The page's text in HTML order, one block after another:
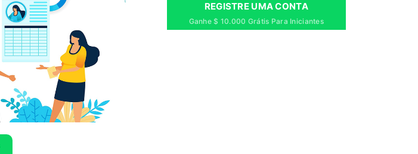
REGISTRE UMA CONTA
Ganhe $ 10.000 Grátis Para Iniciantes